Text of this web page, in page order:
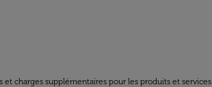
charges supplémentaires pour les produits et services